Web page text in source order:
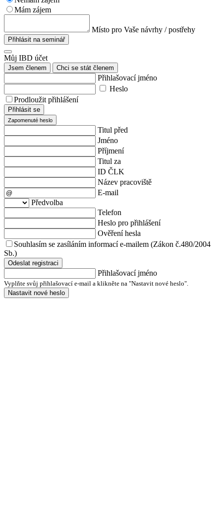
Mám zájem
Místo pro Vaše návrhy / postřehy
Přihlásit na seminář
Můj IBD účet
Jsem členem Chci se stát členem
Přihlašovací jméno
Heslo
Prodloužit přihlášení
Přihlásit se
Zapomenuté heslo
Titul před
Jméno
Příjmení
Titul za
ID ČLK
Název pracoviště
E-mail
Předvolba
Telefon
Heslo pro přihlášení
Ověření hesla
Souhlasím se zasíláním informací e-mailem (Zákon č.480/2004
Sb.)
Odeslat registraci
Přihlašovací jméno
Vyplňte svůj přihlašovací e-mail a klikněte na "Nastavit nové heslo".
Nastavit nové heslo